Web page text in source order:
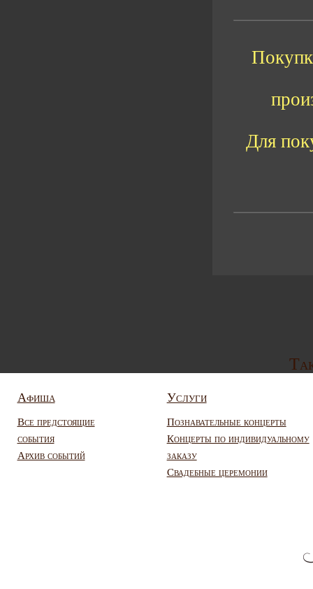
Для
Афиша
Все предстоящие
события
Архив событий
Услуги
Познавательные концерты
Концерты по индивидуальному
заказу
Свадебные церемонии